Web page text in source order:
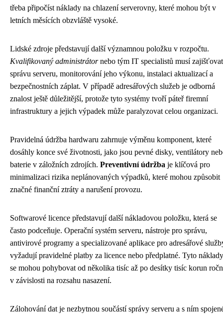
třeba připočíst náklady na chlazení serverovny, které mohou být v
letních měsících obzvláště vysoké.
Lidské zdroje představují další významnou položku v rozpočtu.
Kvalifikovaný administrátornebo tým IT specialistů musí zajišťovat
správu serveru, monitorování jeho výkonu, instalaci aktualizací a
bezpečnostních záplat. V případě adresářových služeb je odborná
znalost ještě důležitější, protože tyto systémy tvoří páteř firemní
infrastruktury a jejich výpadek může paralyzovat celou organizaci.
Pravidelná údržba hardwaru zahrnuje výměnu komponent, které
dosáhly konce své životnosti, jako jsou pevné disky, ventilátory
baterie v záložních zdrojích. Preventivní údržba je klíčová pro
minimalizaci rizika neplánovaných výpadků, které mohou způsobit
značné finanční ztráty a narušení provozu.
Softwarové licence představují další nákladovou položku, která se
často podceňuje. Operační systém serveru, nástroje pro správu,
antivirové programy a specializované aplikace pro adresářové
vyžadují pravidelné platby za licence nebo předplatné. Tyto náklady
se mohou pohybovat od několika tisíc až po desítky tisíc korun
v závislosti na rozsahu nasazení.
Zálohování dat je nezbytnou součástí správy serveru a s ním